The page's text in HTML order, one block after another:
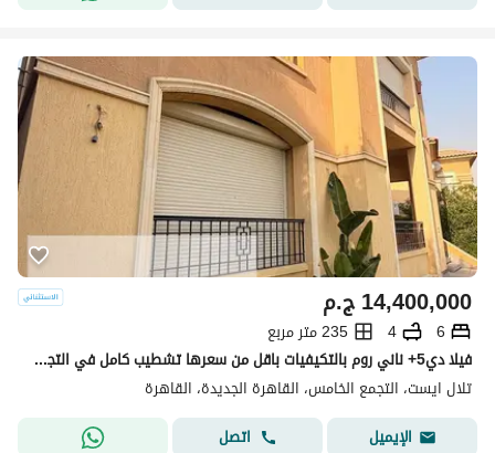
ج.م14,400,000
6
4
235 متر مربع
فيلا دي5+ ناني روم بالتكيفيات باقل من سعرها تشطيب كامل في التجمع
تلال ايست، التجمع الخامس، القاهرة الجديدة، القاهرة
الإيميل
اتصل